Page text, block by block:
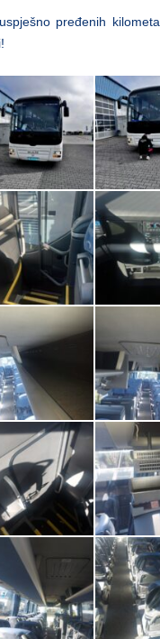
pređenih